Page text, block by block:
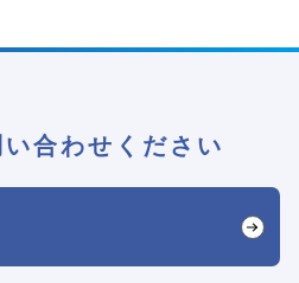
合わせください